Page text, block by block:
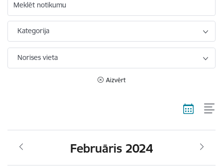
Meklēt notikumu
Kategorija
Norises vieta
Aizvērt
Februāris 2024